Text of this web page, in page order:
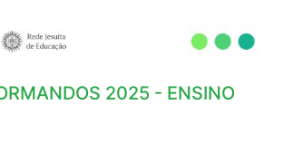
2025 - ENSINO